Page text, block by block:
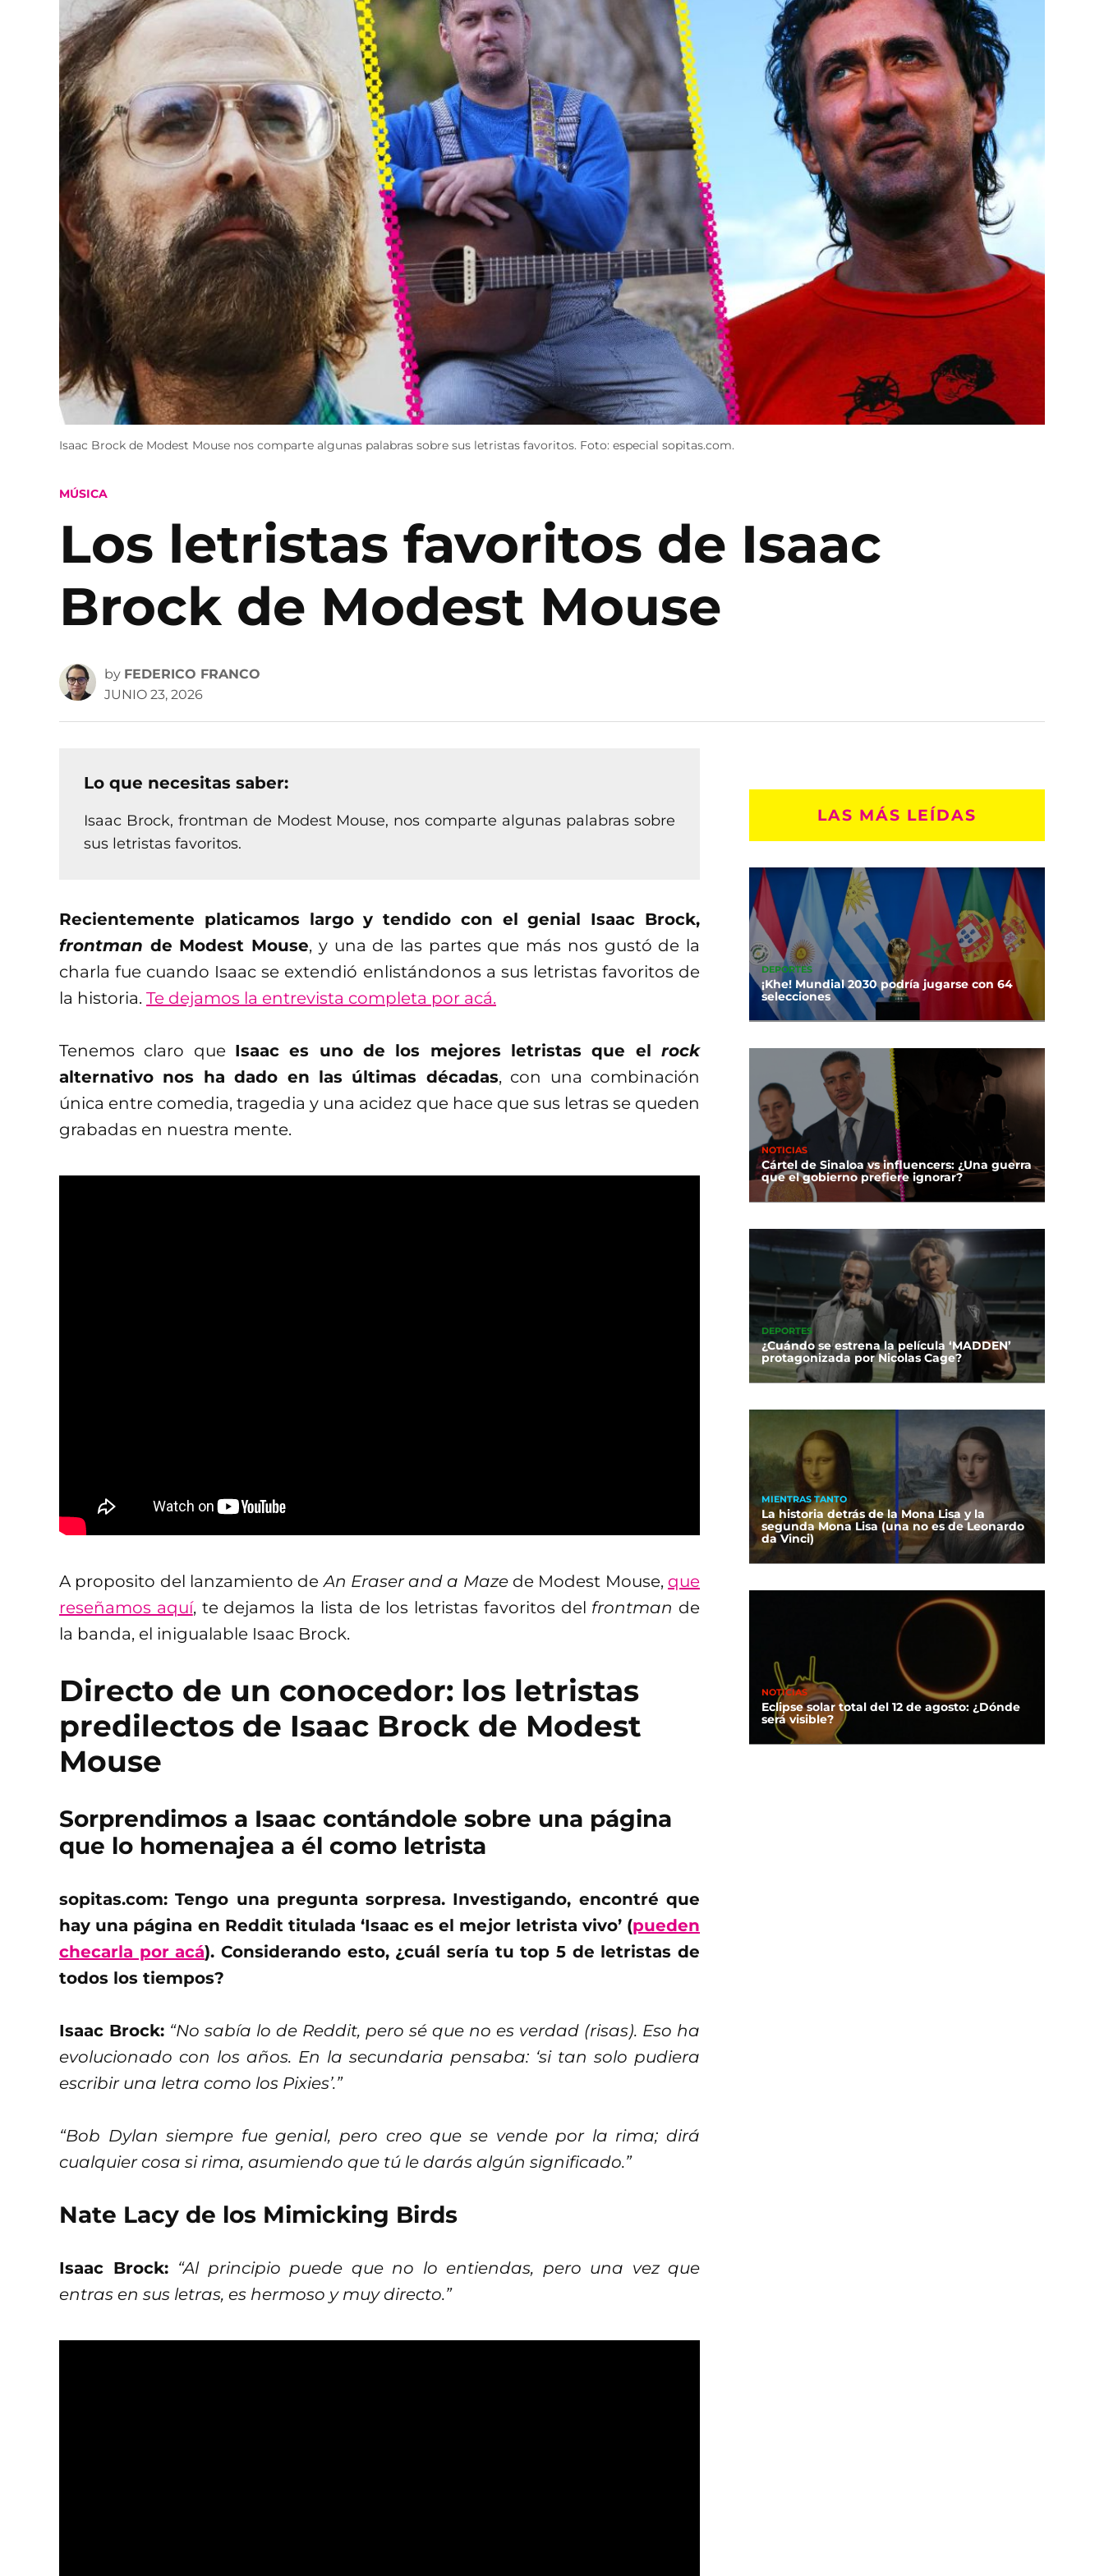
Isaac Brock de Modest Mouse nos comparte algunas palabras sobre sus letristas favoritos. Foto: especial sopitas.com.
POSTED
MÚSICA
Los letristas favoritos de Isaac
Brock de Modest Mouse
by FEDERICO FRANCO
JUNIO 23, 2026
Lo que necesitas saber:
Isaac Brock, frontman de Modest Mouse, nos comparte algunas palabras sobre
sus letristas favoritos.
Recientemente platicamos largo y tendido con el genial Isaac Brock,
frontman de Modest Mouse, y una de las partes que más nos gustó de la
charla fue cuando Isaac se extendió enlistándonos a sus letristas favoritos de
la historia. Te dejamos la entrevista completa por acá.
Tenemos claro que Isaac es uno de los mejores letristas que el rock
alternativo nos ha dado en las últimas décadas, con una combinación
única entre comedia, tragedia y una acidez que hace que sus letras se queden
grabadas en nuestra mente.
A proposito del lanzamiento deAn Eraser and a Maze de Modest Mouse, que
reseñamos aquí, te dejamos la lista de los letristas favoritos del frontman de
la banda, el inigualable Isaac Brock.
Directo de un conocedor: los letristas
predilectos de Isaac Brock de Modest
Mouse
Sorprendimos a Isaac contándole sobre una página
que lo homenajea a él como letrista
sopitas.com: Tengo una pregunta sorpresa. Investigando, encontré que
hay una página en Reddit titulada ‘Isaac es el mejor letrista vivo’ (pueden
checarla por acá). Considerando esto, ¿cuál sería tu top 5 de letristas de
todos los tiempos?
Isaac Brock: “No sabía lo de Reddit, pero sé que no es verdad (risas). Eso ha
evolucionado con los años. En la secundaria pensaba: ‘si tan solo pudiera
escribir una letra como los Pixies’.”
“Bob Dylan siempre fue genial, pero creo que se vende por la rima; dirá
cualquier cosa si rima, asumiendo que tú le darás algún significado.”
Nate Lacy de los Mimicking Birds
Isaac Brock: “Al principio puede que no lo entiendas, pero una vez que
entras en sus letras, es hermoso y muy directo.”
LAS MÁS LEÍDAS
DEPORTES
¡Khe! Mundial 2030 podría jugarse con 64
selecciones
NOTICIAS
Cártel de Sinaloa vs influencers: ¿Una guerra
que el gobierno prefiere ignorar?
DEPORTES
¿Cuándo se estrena la película ‘MADDEN’
protagonizada por Nicolas Cage?
MIENTRAS TANTO
La historia detrás de la Mona Lisa y la
segunda Mona Lisa (una no es de Leonardo
da Vinci)
NOTICIAS
Eclipse solar total del 12 de agosto: ¿Dónde
será visible?